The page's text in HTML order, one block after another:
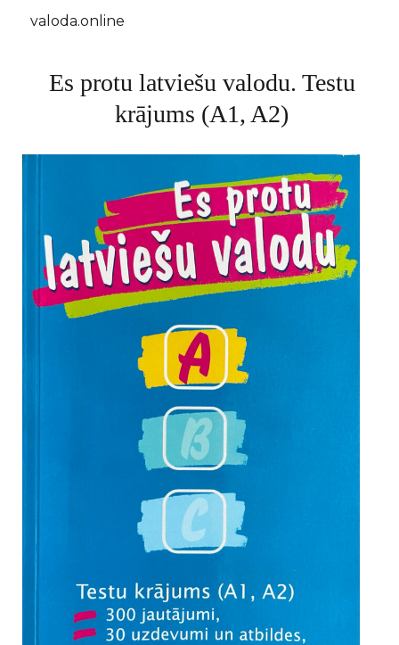
valoda.online
Es protu latviešu valodu. Testu
krājums (A1, A2)